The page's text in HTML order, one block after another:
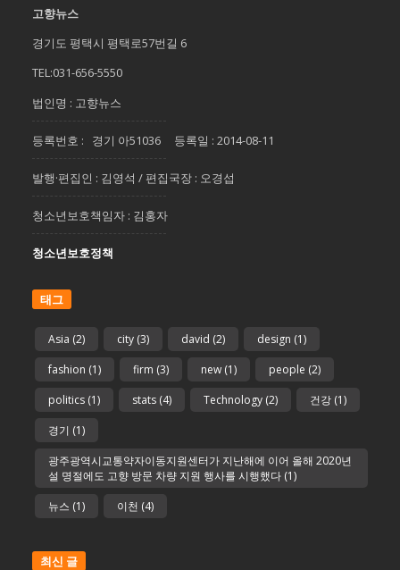
고향뉴스
경기도 평택시 평택로57번길 6
TEL:031-656-5550
법인명 : 고향뉴스
등록번호 : 경기 아51036 등록일 : 2014-08-11
발행·편집인 : 김영석 / 편집국장 : 오경섭
청소년보호책임자 : 김홍자
청소년보호정책
태그
Asia (2) city (3) david (2) design (1)
fashion (1) firm (3) new (1) people (2)
politics (1) stats (4) Technology (2) 건강 (1)
경기 (1)
광주광역시교통약자이동지원센터가 지난해에 이어 올해 2020년
설 명절에도 고향 방문 차량 지원 행사를 시행했다 (1)
뉴스 (1) 이천 (4)
최신 글